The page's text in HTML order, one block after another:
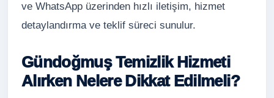
ve WhatsApp üzerinden hızlı iletişim, hizmet
detaylandırma ve teklif süreci sunulur.
Gündoğmuş Temizlik Hizmeti
Alırken Nelere Dikkat Edilmeli?